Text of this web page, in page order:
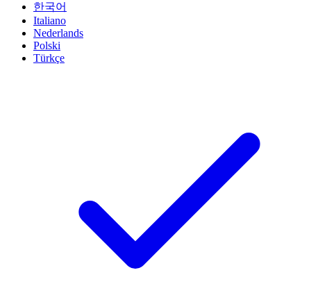
한국어
Italiano
Nederlands
Polski
Türkçe